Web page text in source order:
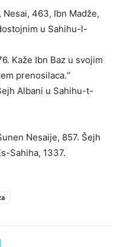
463, Ibn Madže,
u Sahihu-l-
Kaže Ibn Baz u svojim
prenosilaca.“
Albani u Sahihu-t-
Nesaije, 857. Šejh
Sahiha, 1337.